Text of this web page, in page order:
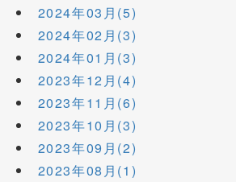
2024年03月(5)
2024年02月(3)
2024年01月(3)
2023年12月(4)
2023年11月(6)
2023年10月(3)
2023年09月(2)
2023年08月(1)